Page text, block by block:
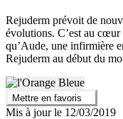
Rejuderm prévoit de
évolutions. C’est au
qu’Aude, une infirmière
Rejuderm au début du
Mettre en favoris
Mis à jour le 12/03/2019